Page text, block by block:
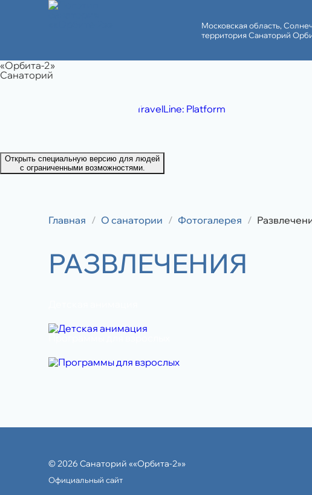
«Орбита-2»
Санаторий
Московская область,
территория Санаторий
TravelLine: Platform
Открыть специальную версию для людей
с ограниченными возможностями.
Главная О санатории Фотогалерея
РАЗВЛЕЧЕНИЯ
© 2026 Санаторий ««Орбита-2»»
Официальный сайт